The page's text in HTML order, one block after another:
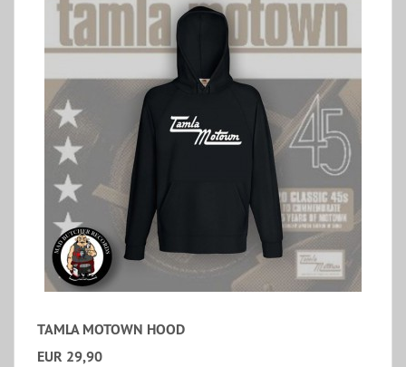
TAMLA MOTOWN HOOD
EUR 29,90